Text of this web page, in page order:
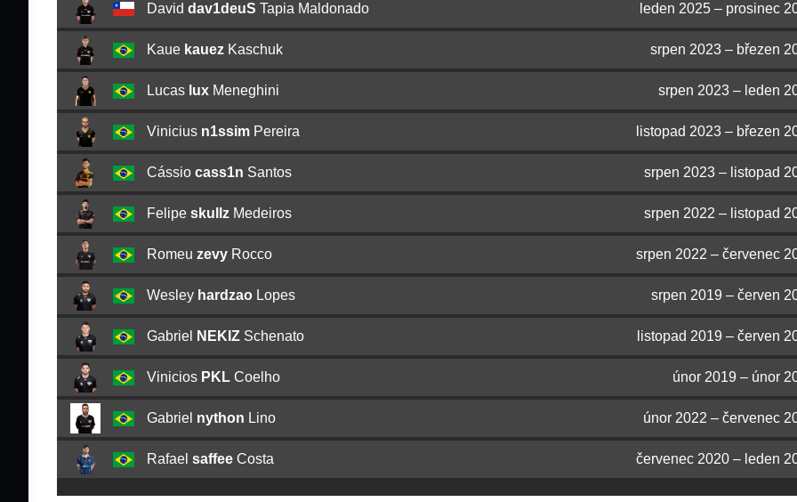
David dav1deuS Tapia Maldonado leden 2025 – prosinec
Kaue kauez Kaschuk srpen 2023 – březen
Lucas lux Meneghini srpen 2023 – leden
Vinicius n1ssim Pereira listopad 2023 – březen
Cássio cass1n Santos srpen 2023 – listopad
Felipe skullz Medeiros srpen 2022 – listopad
Romeu zevy Rocco srpen 2022 – červenec
Wesley hardzao Lopes srpen 2019 – červen
Gabriel NEKIZ Schenato listopad 2019 – červen
Vinicios PKL Coelho únor 2019 – únor
Gabriel nython Lino únor 2022 – červenec
Rafael saffee Costa červenec 2020 – leden